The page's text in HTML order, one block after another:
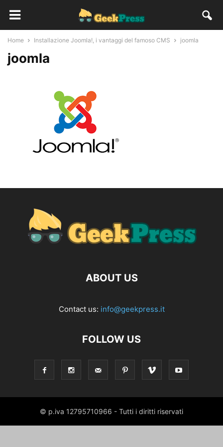
Home Installazione Joomla!, i vantaggi del famoso CMS joomla
joomla
ABOUT US
Contact us: info@geekpress.it
FOLLOW US
© p.iva 12795710966 - Tutti i diritti riservati